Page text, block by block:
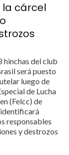
cárcel
hinchas del club
será puesto
luego de
de Lucha
(Felcc) de
responsables
y destrozos